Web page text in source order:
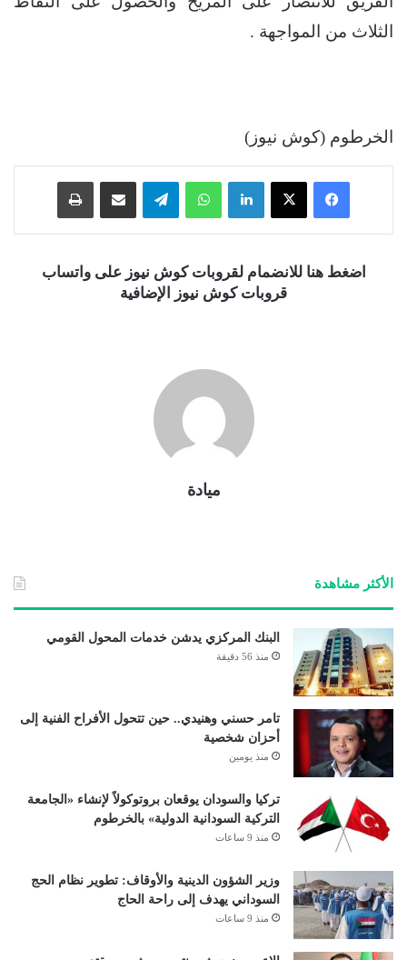
الثلاث من المواجهة .
الخرطوم (كوش نيوز)
فيسبوك ‫X لينكدإن واتساب تيلقرام
اضغط هنا للانضمام لقروبات كوش نيوز على واتساب
قروبات كوش نيوز الإضافية
ميادة
الأكثر مشاهدة
البنك المركزي يدشن خدمات المحول القومي
منذ 56 دقيقة
تامر حسني وهنيدي.. حين تتحول الأفراح الفنية إلى
أحزان شخصية
منذ يومين
تركيا والسودان يوقعان بروتوكولاً لإنشاء «الجامعة
التركية السودانية الدولية» بالخرطوم
منذ 9 ساعات
وزير الشؤون الدينية والأوقاف: تطوير نظام الحج
السوداني يهدف إلى راحة الحاج
منذ 9 ساعات